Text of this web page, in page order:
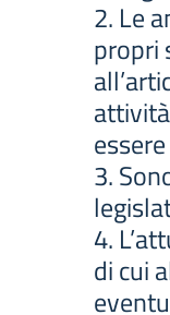
2. Le
propri
3.
4.
di cui